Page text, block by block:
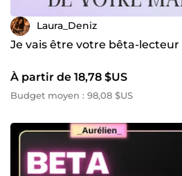
Laura_Deniz
Je vais être votre bêta-lecteur
À partir de 18,78 $US
Budget moyen : 98,08 $US